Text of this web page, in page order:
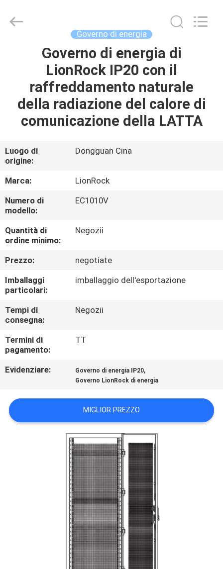
PRODOTTI
CIRCA
GIRO
DELLA
FABBRICA
CONTROLLO
DI
QUALITÀ
CONTATTICI
RICHIEDA
UNA
DEL
SITO
corporate
limited.
Governo di energia
Governo di energia di
LionRock IP20 con il
raffreddamento naturale
della radiazione del calore di
comunicazione della LATTA
Luogo di
origine:
Dongguan Cina
Marca:
LionRock
Numero di
modello:
EC1010V
Quantità di
ordine minimo:
Negozii
Prezzo:
negotiate
Imballaggi
particolari:
imballaggio dell'esportazione
Tempi di
consegna:
Negozii
Termini di
pagamento:
TT
Evidenziare: Governo di energia IP20,
Governo LionRock di energia
MIGLIOR PREZZO